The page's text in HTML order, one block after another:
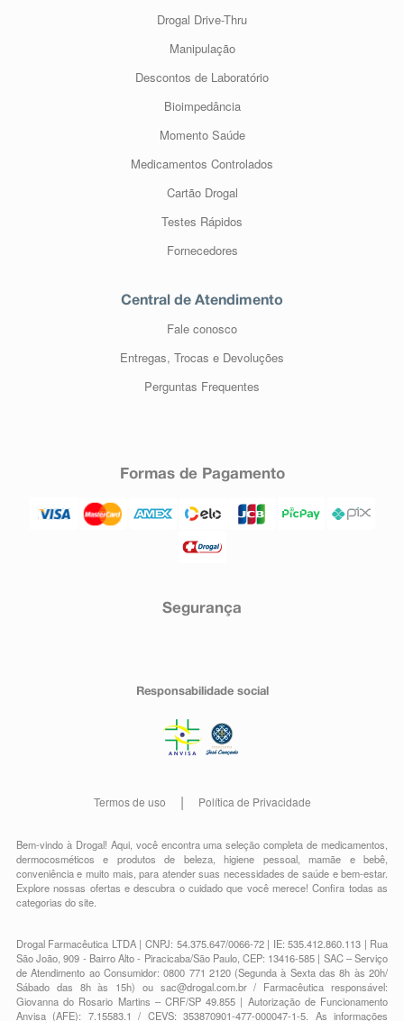
Drogal Drive-Thru
Manipulação
Descontos de Laboratório
Bioimpedância
Momento Saúde
Medicamentos Controlados
Cartão Drogal
Testes Rápidos
Fornecedores
Central de Atendimento
Fale conosco
Entregas, Trocas e Devoluções
Perguntas Frequentes
Formas de Pagamento
Segurança
Responsabilidade social
Termos de uso Política de Privacidade
Bem-vindo à Drogal! Aqui, você encontra uma seleção completa demedicamentos
dermocosméticos e produtos de beleza,higiene pessoal,mamãe e bebê
conveniênciae muito mais, para atender suas necessidades de saúde e bem-estar.
Explore nossas ofertas e descubra o cuidado que você merece!Confira todas as
categorias do site.
Drogal Farmacêutica LTDA | CNPJ: 54.375.647/0066-72 | IE: 535.412.860.113 | Rua
São João, 909 - Bairro Alto - Piracicaba/São Paulo, CEP: 13416-585 | SAC – Serviço
de Atendimento ao Consumidor: 0800 771 2120 (Segunda à Sexta das 8h às 20h/
Sábado das 8h às 15h) ou sac@drogal.com.br/ Farmacêutica responsável:
Giovanna do Rosario Martins – CRF/SP 49.855 | Autorização de Funcionamento
Anvisa (AFE): 7.15583.1 / CEVS: 353870901-477-000047-1-5. As informações